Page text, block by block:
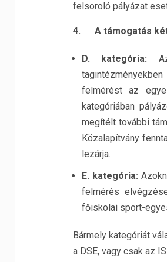
felsoroló pályázat
4. A támogatás két
D. kategória:
felmérést az
kategóriában
megítélt további
Közalapítvány
lezárja.
E. kategória:
felmérés
főiskolai sport-
Bármely kategóriát
a DSE, vagy csak az